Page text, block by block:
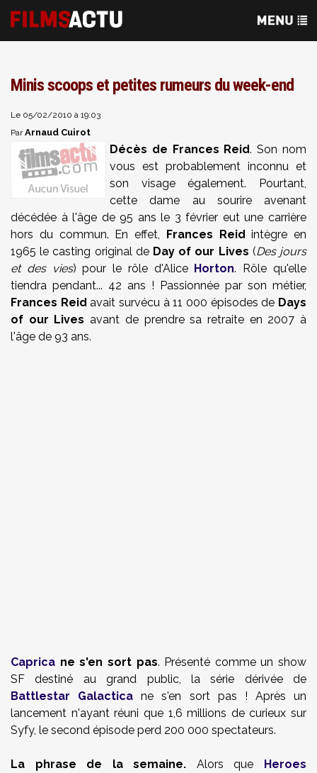
Minis scoops et petites rumeurs du week-end
Le 05/02/2010 à 19:03
ParArnaud Cuirot
Décès de Frances Reid. Son nom
vous est probablement inconnu et
son visage également. Pourtant,
cette dame au sourire avenant
décédée à l'âge de 95 ans le 3 février eut une carrière
hors du commun. En effet, Frances Reid intègre en
1965 le casting original de Day of our Lives (Des jours
et des vies) pour le rôle d'Alice Horton. Rôle qu'elle
tiendra pendant... 42 ans ! Passionnée par son métier,
Frances Reid avait survécu à 11 000 épisodes de Days
of our Lives avant de prendre sa retraite en 2007 à
l'âge de 93 ans.
Caprica ne s'en sort pas. Présenté comme un show
SF destiné au grand public, la série dérivée de
Battlestar Galactica ne s'en sort pas ! Après un
lancement n'ayant réuni que 1,6 millions de curieux sur
Syfy, le second épisode perd 200 000 spectateurs.
La phrase de la semaine. Alors que Heroes